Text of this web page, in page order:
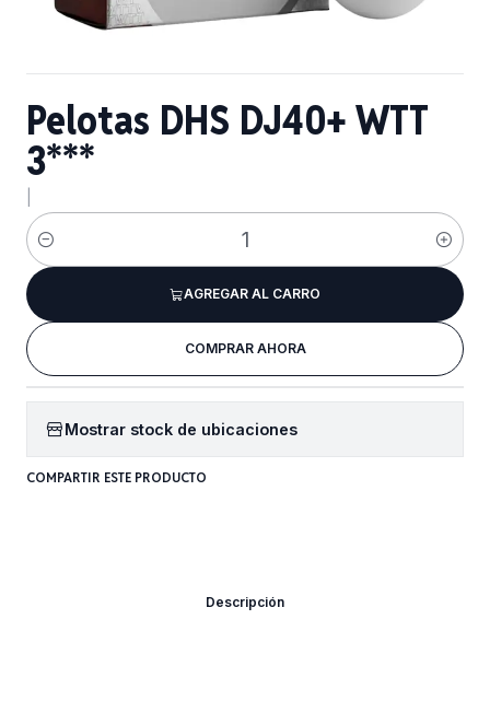
Pelotas DHS DJ40+ WTT
3***
Cantidad
AGREGAR AL CARRO
COMPRAR AHORA
Mostrar stock de ubicaciones
COMPARTIR ESTE PRODUCTO
Descripción